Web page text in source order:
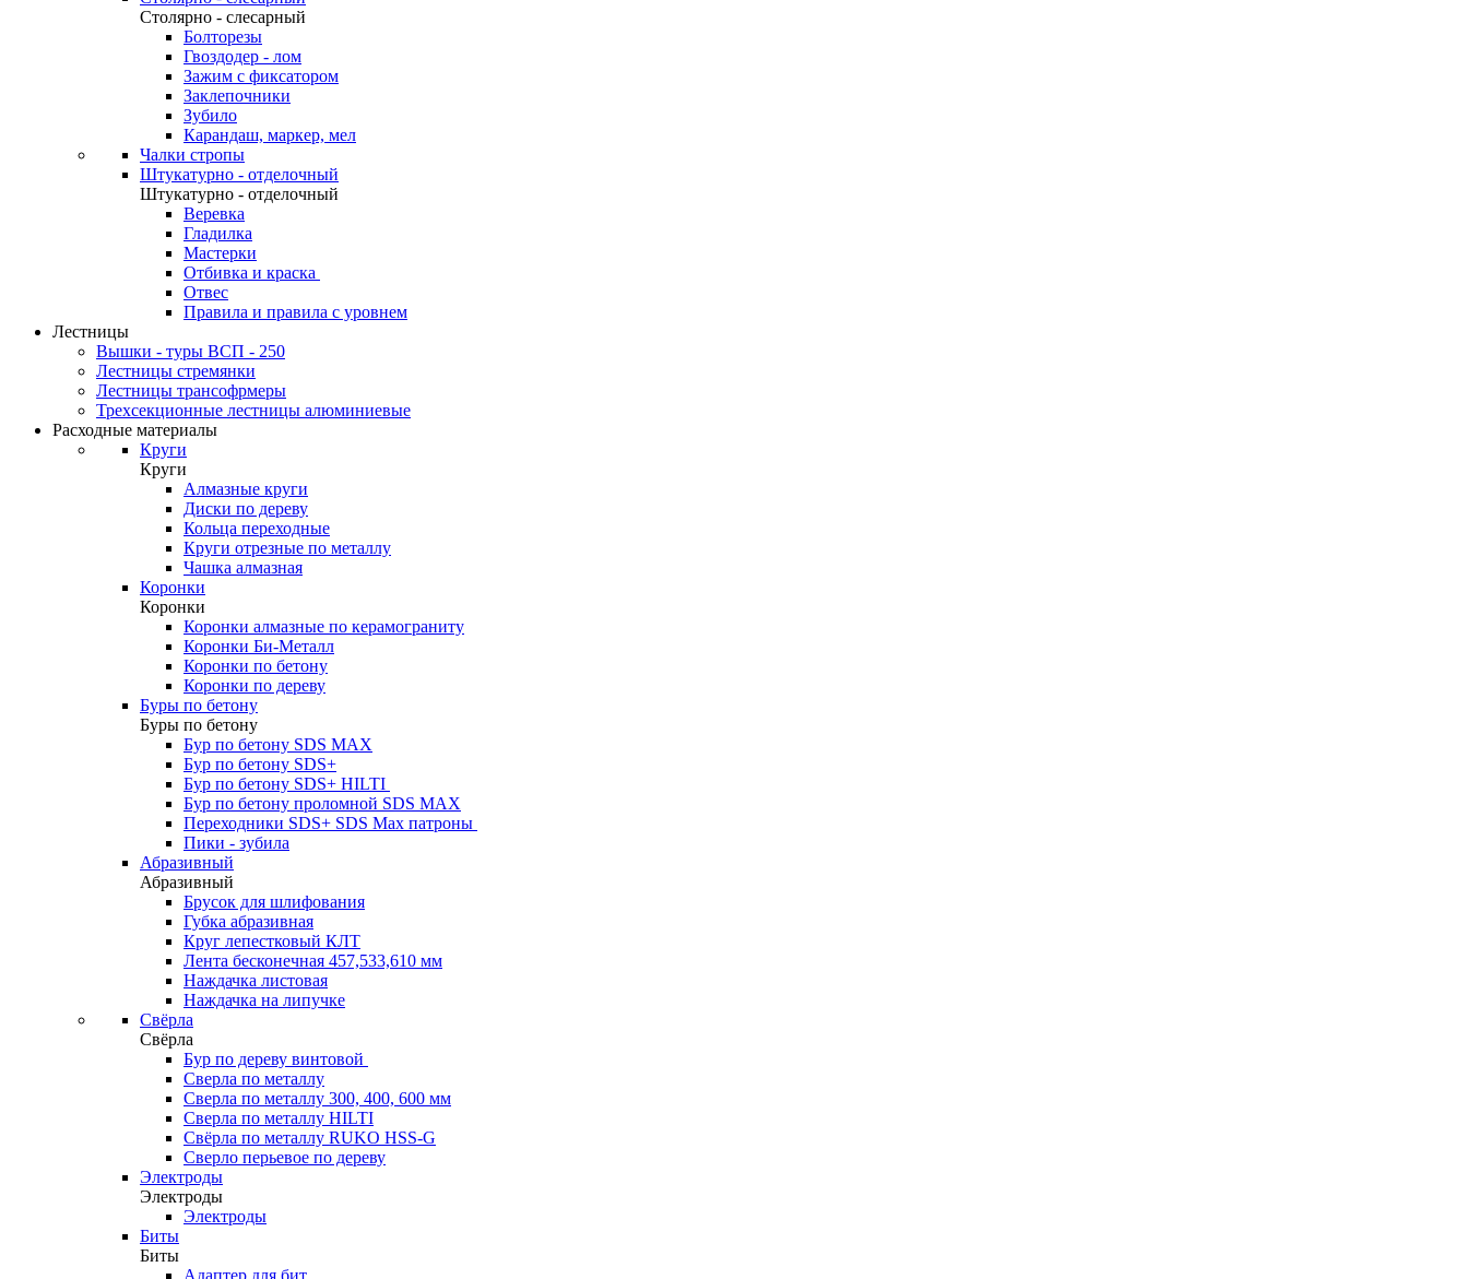
Столярно - слесарный
Болторезы
Гвоздодер - лом
Зажим с фиксатором
Заклепочники
Зубило
Карандаш, маркер, мел
Чалки стропы
Штукатурно - отделочный
Штукатурно - отделочный
Веревка
Гладилка
Мастерки
Отбивка и краска
Отвес
Правила и правила с уровнем
Лестницы
Вышки - туры ВСП - 250
Лестницы стремянки
Лестницы трансофрмеры
Трехсекционные лестницы алюминиевые
Расходные материалы
Круги
Круги
Алмазные круги
Диски по дереву
Кольца переходные
Круги отрезные по металлу
Чашка алмазная
Коронки
Коронки
Коронки алмазные по керамограниту
Коронки Би-Металл
Коронки по бетону
Коронки по дереву
Буры по бетону
Буры по бетону
Бур по бетону SDS MAX
Бур по бетону SDS+
Бур по бетону SDS+ HILTI
Бур по бетону проломной SDS MAX
Переходники SDS+ SDS Max патроны
Пики - зубила
Абразивный
Абразивный
Брусок для шлифования
Губка абразивная
Круг лепестковый КЛТ
Лента бесконечная 457,533,610 мм
Наждачка листовая
Наждачка на липучке
Свёрла
Свёрла
Бур по дереву винтовой
Сверла по металлу
Сверла по металлу 300, 400, 600 мм
Сверла по металлу HILTI
Свёрла по металлу RUKO HSS-G
Сверло перьевое по дереву
Электроды
Электроды
Электроды
Биты
Биты
Адаптер для бит